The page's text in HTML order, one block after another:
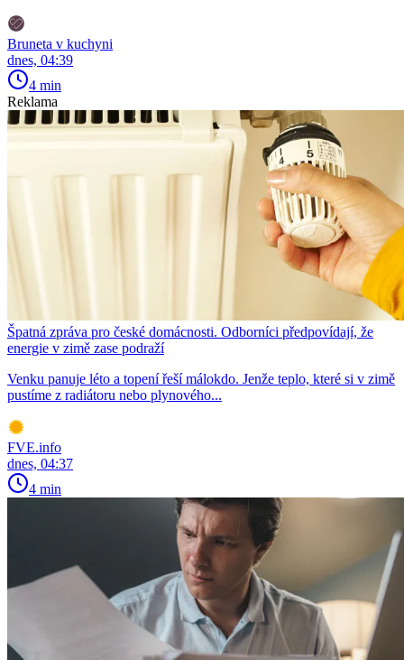
Bruneta v kuchyni
dnes, 04:39
4 min
Reklama
Špatná zpráva pro české domácnosti. Odborníci předpovídají, že
energie v zimě zase podraží
Venku panuje léto a topení řeší málokdo. Jenže teplo, které si v zimě
pustíme z radiátoru nebo plynového...
FVE.info
dnes, 04:37
4 min